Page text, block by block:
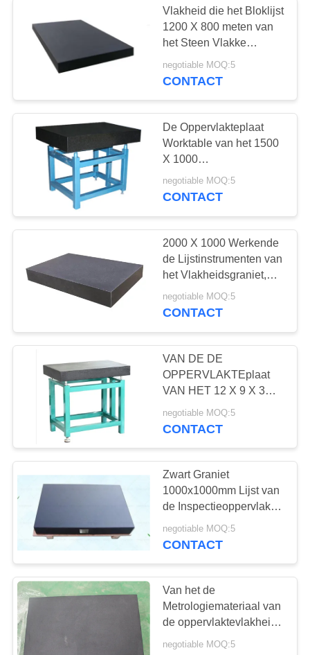
De Plaat van de
staalt Groef
T GroefGrondplaat
35
Graniet die
Hulpmiddelen
meten
16
De Basis van de
granietmachine
Vlakheid die het Bloklijst
1200 X 800 meten van
het Steen Vlakke
Graniet
negotiable MOQ:5
CONTACT
De Oppervlakteplaat
Worktable van het 1500
X 1000
Hulpmiddelengraniet
van de
negotiable MOQ:5
CONTACT
2000 X 1000 Werkende
de Lijstinstrumenten van
het Vlakheidsgraniet,
Graniet die Lijst meten
negotiable MOQ:5
CONTACT
VAN DE DE
OPPERVLAKTEplaat
VAN HET 12 X 9 X 3
DUIMgraniet DE
RANGb RICHEL 0
negotiable MOQ:5
CONTACT
Zwart Graniet
1000x1000mm Lijst van
de Inspectieoppervlakte
voor Laboratorium
negotiable MOQ:5
CONTACT
Van het de
Metrologiemateriaal van
de oppervlaktevlakheid
van de de
negotiable MOQ:5